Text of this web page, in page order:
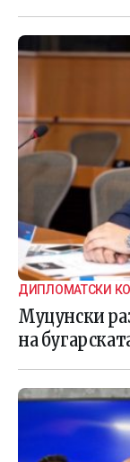
ДИПЛОМАТСКИ
Муцунски
на